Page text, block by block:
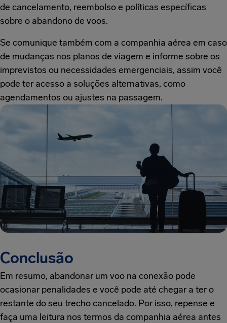
de cancelamento, reembolso e políticas específicas
sobre o abandono de voos.
Se comunique também com a companhia aérea em caso
de mudanças nos planos de viagem e informe sobre os
imprevistos ou necessidades emergenciais, assim você
pode ter acesso a soluções alternativas, como
agendamentos ou ajustes na passagem.
Conclusão
Em resumo, abandonar um voo na conexão pode
ocasionar penalidades e você pode até chegar a ter o
restante do seu trecho cancelado. Por isso, repense e
faça uma leitura nos termos da companhia aérea antes